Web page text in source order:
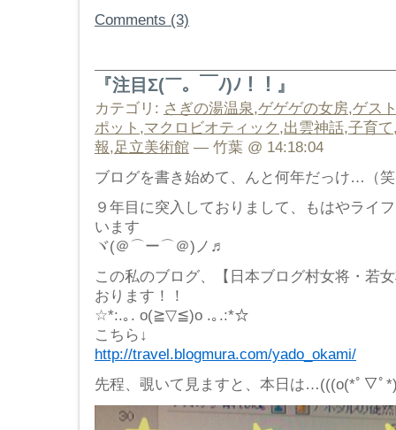
Comments (3)
『注目Σ(￣。￣ﾉ)ﾉ！！』
カテゴリ: さぎの湯温泉,ゲゲゲの女房,ゲス
ポット ,マクロビオティック ,出雲神話,子育て
報,足立美術館 — 竹葉 @ 14:18:04
ブログを書き始めて、んと何年だっけ…（
９年目に突入しておりまして、もはやライ
います
ヾ(＠⌒ー⌒＠)ノ♬
この私のブログ、【日本ブログ村女将・若
おります！！
☆*:.｡. o(≧▽≦)o .｡.:*☆
こちら↓
http://travel.blogmura.com/yado_okami/
先程、覗いて見ますと、本日は…(((o(*ﾟ▽ﾟ